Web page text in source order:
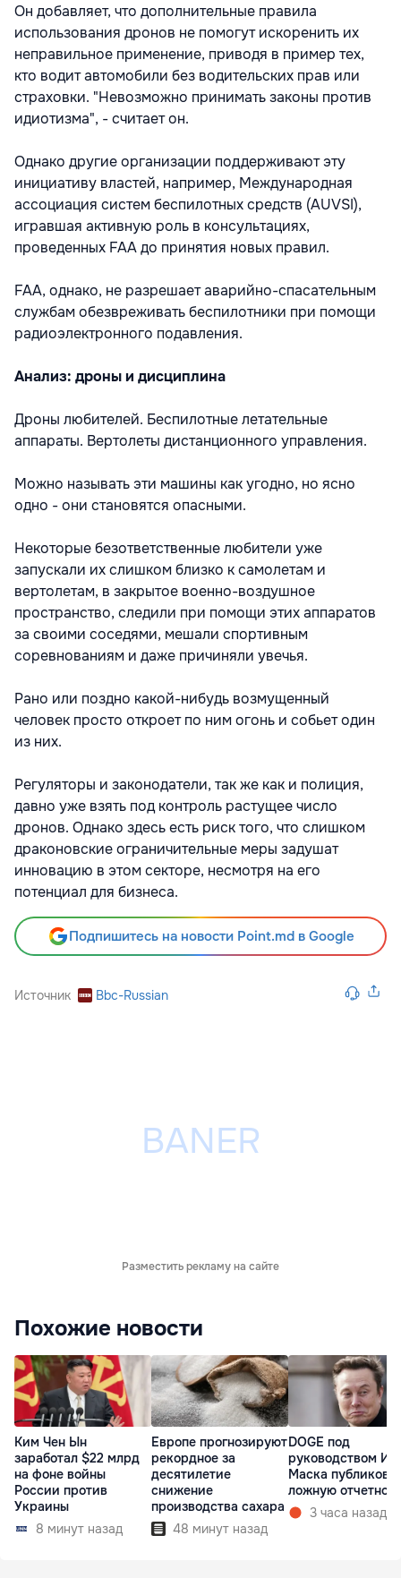
Он добавляет, что дополнительные правила
использования дронов не помогут искоренить их
неправильное применение, приводя в пример тех,
кто водит автомобили без водительских прав или
страховки. "Невозможно принимать законы против
идиотизма", - считает он.
Однако другие организации поддерживают эту
инициативу властей, например, Международная
ассоциация систем беспилотных средств (AUVSI),
игравшая активную роль в консультациях,
проведенных FAA до принятия новых правил.
FAA, однако, не разрешает аварийно-спасательным
службам обезвреживать беспилотники при помощи
радиоэлектронного подавления.
Анализ: дроны и дисциплина
Дроны любителей. Беспилотные летательные
аппараты. Вертолеты дистанционного управления.
Можно называть эти машины как угодно, но ясно
одно - они становятся опасными.
Некоторые безответственные любители уже
запускали их слишком близко к самолетам и
вертолетам, в закрытое военно-воздушное
пространство, следили при помощи этих аппаратов
за своими соседями, мешали спортивным
соревнованиям и даже причиняли увечья.
Рано или поздно какой-нибудь возмущенный
человек просто откроет по ним огонь и собьет один
из них.
Регуляторы и законодатели, так же как и полиция,
давно уже взять под контроль растущее число
дронов. Однако здесь есть риск того, что слишком
драконовские ограничительные меры задушат
инновацию в этом секторе, несмотря на его
потенциал для бизнеса.
Подпишитесь на новости Point.md в Google
Источник Bbc-Russian
Разместить рекламу на сайте
Похожие новости
Ким Чен Ын
заработал $22 млрд
на фоне войны
России против
Украины
8 минут назад
Европе прогнозируют
рекордное за
десятилетие
снижение
производства сахара
48 минут назад
DOGE под
руководством
Маска
ложную
3 часа назад